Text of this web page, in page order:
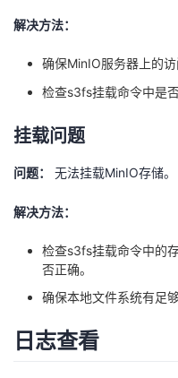
解决方法：
确保MinIO服务器上的访
检查s3fs挂载命令中是
挂载问题
问题： 无法挂载MinIO存储。
解决方法：
检查s3fs挂载命令中的
否正确。
确保本地文件系统有足
日志查看